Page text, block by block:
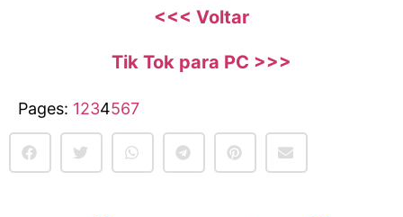
<<< Voltar
Tik Tok para PC >>>
Pages: 1234567